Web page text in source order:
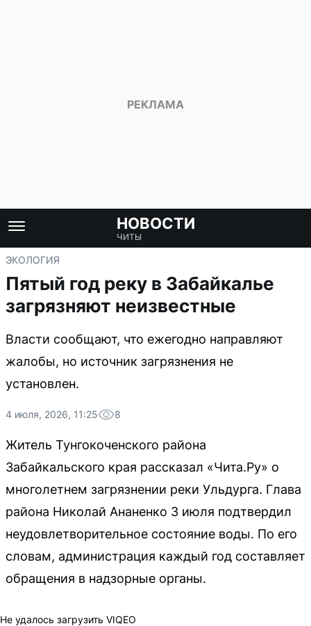
НОВОСТИ
ЧИТЫ
ЭКОЛОГИЯ
Пятый год реку в Забайкалье
загрязняют неизвестные
Власти сообщают, что ежегодно направляют
жалобы, но источник загрязнения не
установлен.
4 июля, 2026, 11:25 8
Житель Тунгокоченского района
Забайкальского края рассказал «Чита.Ру» о
многолетнем загрязнении реки Ульдурга. Глава
района Николай Ананенко 3 июля подтвердил
неудовлетворительное состояние воды. По его
словам, администрация каждый год составляет
обращения в надзорные органы.
Не удалось загрузить VIQEO